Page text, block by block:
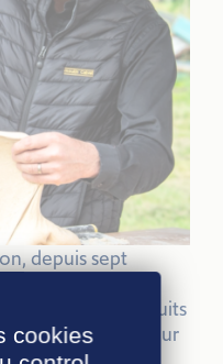
depuis sept
toujours eu à
locale et les circuits
Éthique, était pour
cookies